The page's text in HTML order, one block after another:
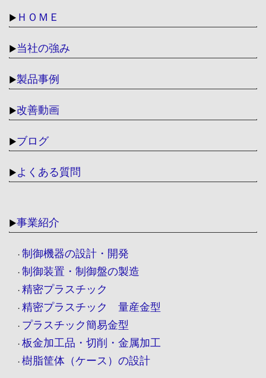
▶ ＨＯＭＥ
▶当社の強み
▶製品事例
▶改善動画
▶ブログ
▶よくある質問
▶事業紹介
・ 制御機器の設計・開発
・ 制御装置・制御盤の製造
・ 精密プラスチック
・ 精密プラスチック 量産金型
・ プラスチック簡易金型
・ 板金加工品・切削・金属加工
・ 樹脂筐体（ケース）の設計